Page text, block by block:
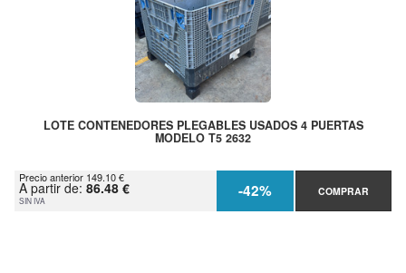
LOTE CONTENEDORES PLEGABLES USADOS 4 PUERTAS
MODELO T5 2632
Precio anterior 149.10 €
A partir de: 86.48 €
SIN IVA -42% COMPRAR